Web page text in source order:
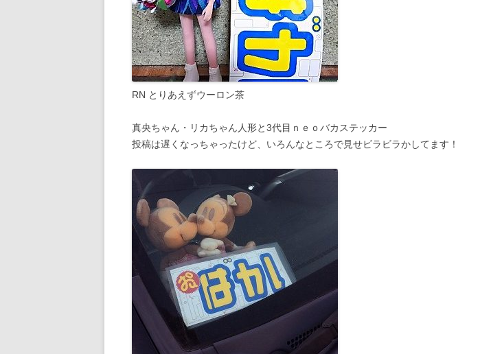
RN とりあえずウーロン茶
真央ちゃん・リカちゃん人形と3代目ｎｅｏバカステッカー
投稿は遅くなっちゃったけど、いろんなところで見せビラビラかしてます！